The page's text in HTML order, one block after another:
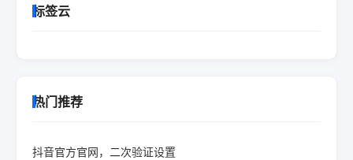
标签云
热门推荐
抖音官方官网，二次验证设置